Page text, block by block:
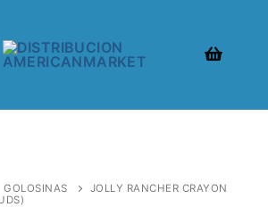
GOLOSINAS
JOLLY RANCHER CRAYON